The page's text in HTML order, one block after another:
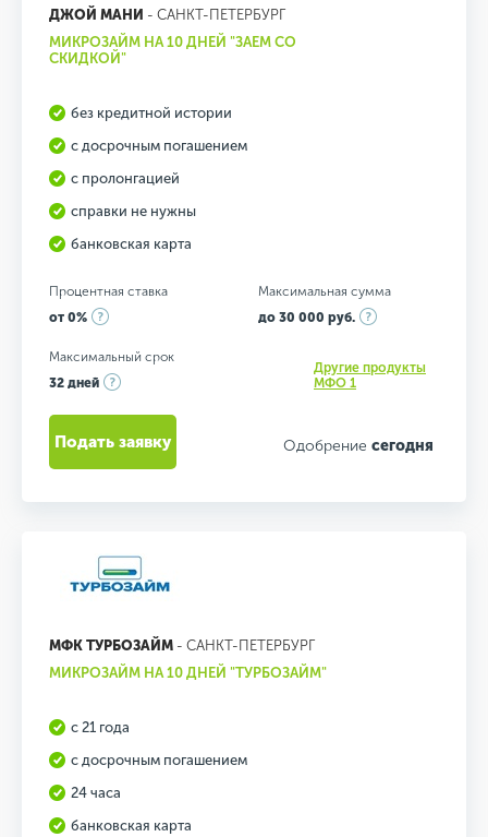
ДЖОЙ МАНИ - САНКТ-ПЕТЕРБУРГ
МИКРОЗАЙМ НА 10 ДНЕЙ "ЗАЕМ СО
СКИДКОЙ"
без кредитной истории
с досрочным погашением
с пролонгацией
справки не нужны
банковская карта
Процентная ставка
от 0%
Максимальная сумма
до 30 000 руб.
Максимальный срок
32 дней
Другие продукты
МФО 1
Одобрение сегодня
Подать заявку
МФК ТУРБОЗАЙМ - САНКТ-ПЕТЕРБУРГ
МИКРОЗАЙМ НА 10 ДНЕЙ "ТУРБОЗАЙМ"
с 21 года
с досрочным погашением
24 часа
банковская карта